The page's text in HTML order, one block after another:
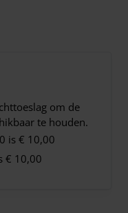
om de
te houden.
is € 10,00
€ 10,00